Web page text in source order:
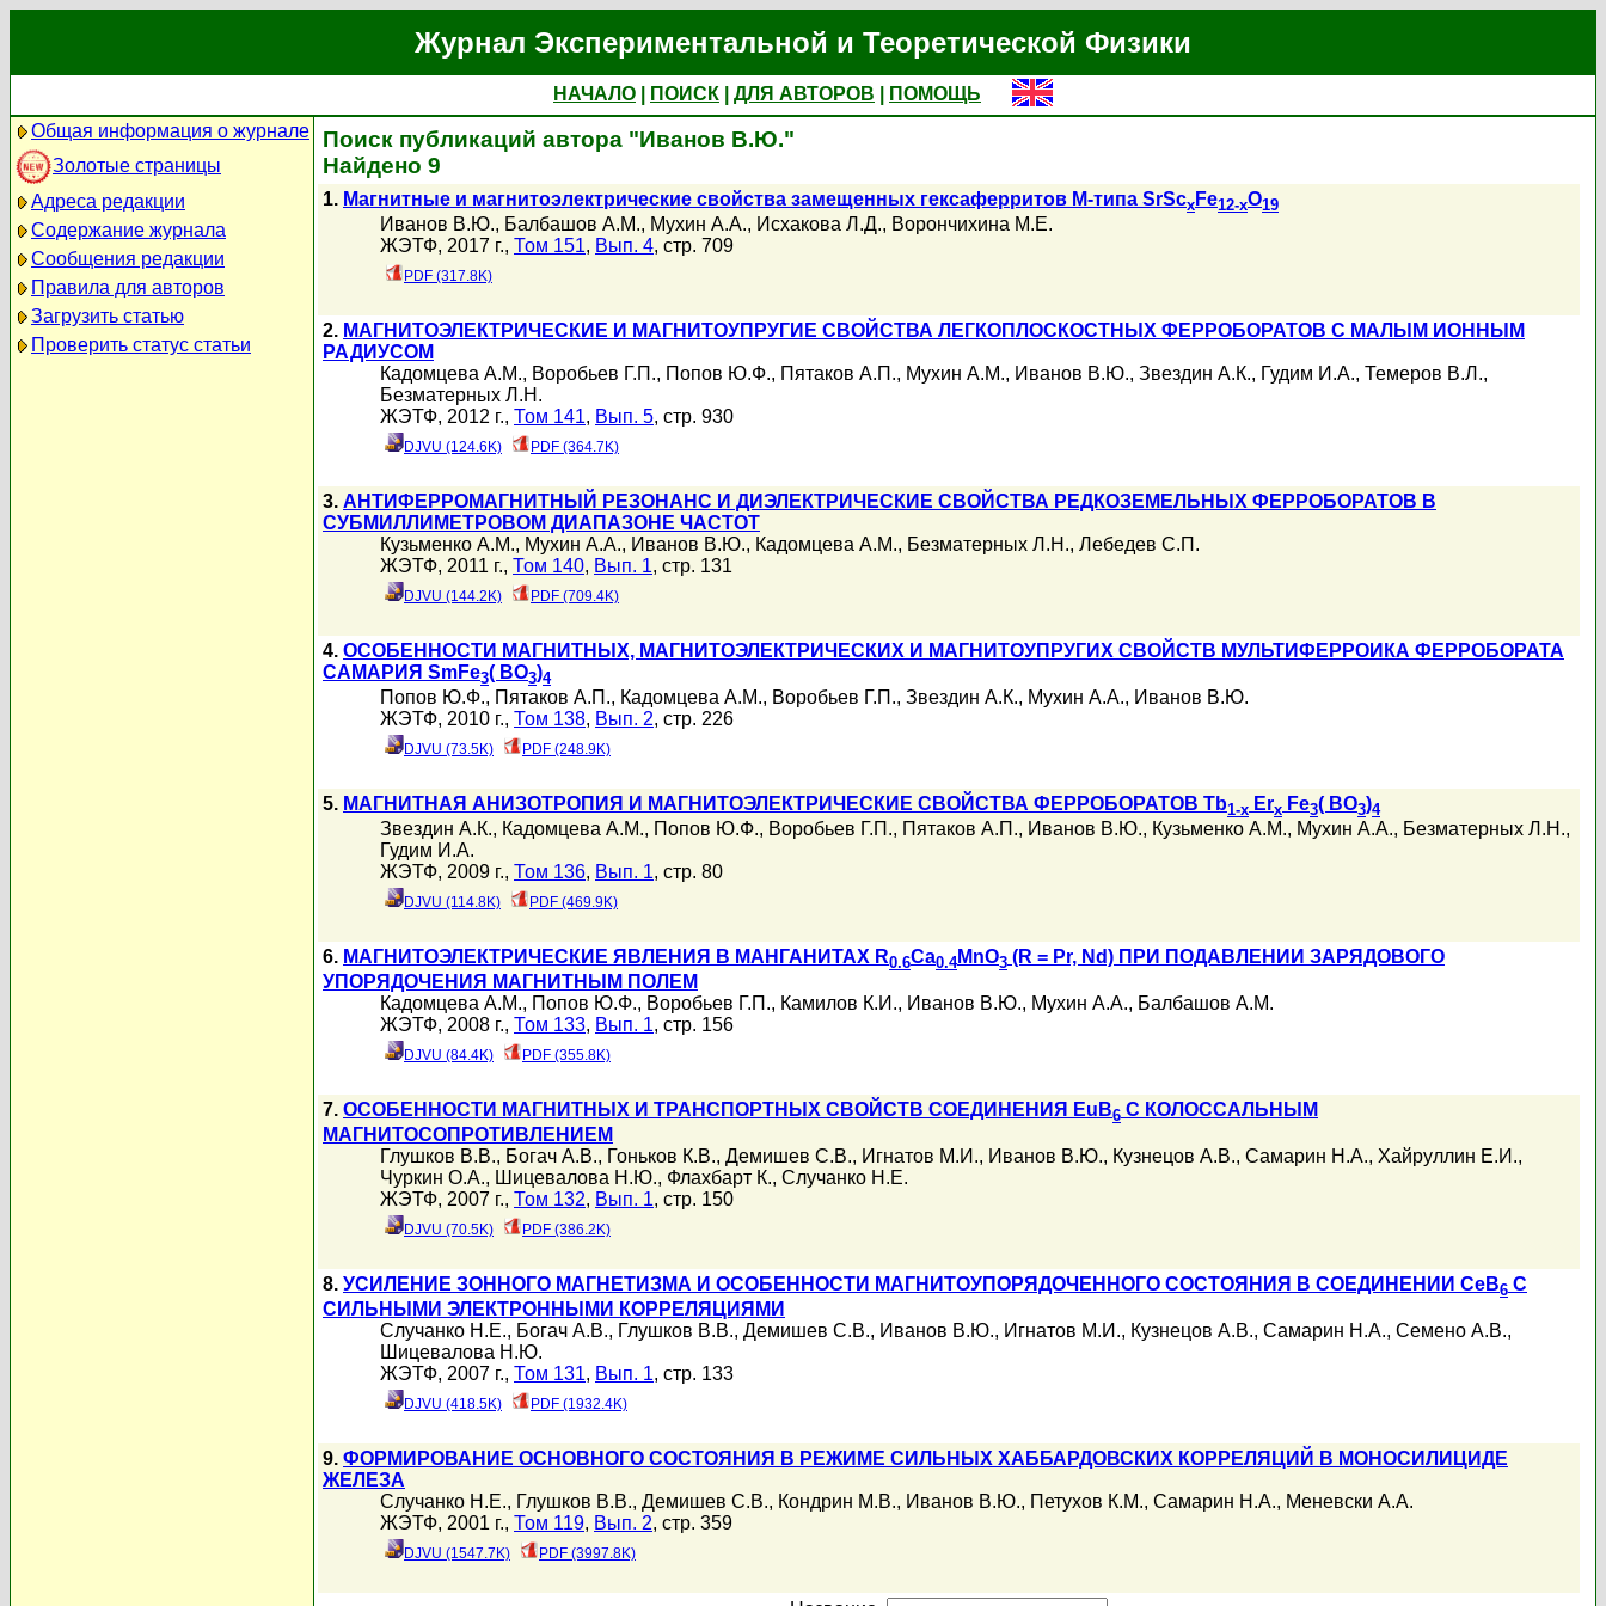
Журнал Экспериментальной и Теоретической Физики
НАЧАЛО ПОИСК ДЛЯ АВТОРОВ
ПОМОЩЬ
Общая информация о журнале
Золотые страницы
Адреса редакции
Содержание журнала
Сообщения редакции
Правила для авторов
Загрузить статью
Проверить статус статьи
Поиск публикаций автора "Иванов В.Ю."
Найдено 9
1. Магнитные и магнитоэлектрические свойcтва замещенных гексаферритов M-типа SrScx Fe12-xO19
Иванов В.Ю., Балбашов А.М., Мухин А.А., Исхакова Л.Д., Ворончихина М.Е.
ЖЭТФ, 2017 г., Том 151, Вып. 4, стр. 709
PDF (317.8K)
2. МАГНИТОЭЛЕКТРИЧЕСКИЕ И МАГНИТОУПРУГИЕ СВОЙСТВА ЛЕГКОПЛОСКОСТНЫХ ФЕРРОБОРАТОВ С МАЛЫМ ИОННЫМ
РАДИУСОМ
Кадомцева А.М., Воробьев Г.П., Попов Ю.Ф., Пятаков А.П., Мухин А.М., Иванов В.Ю., Звездин А.К., Гудим И.А., Темеров В.Л.,
Безматерных Л.Н.
ЖЭТФ, 2012 г., Том 141, Вып. 5, стр. 930
DJVU (124.6K) PDF (364.7K)
3. АНТИФЕРРОМАГНИТНЫЙ РЕЗОНАНС И ДИЭЛЕКТРИЧЕСКИЕ СВОЙСТВА РЕДКОЗЕМЕЛЬНЫХ ФЕРРОБОРАТОВ В
СУБМИЛЛИМЕТРОВОМ ДИАПАЗОНЕ ЧАСТОТ
Кузьменко А.М., Мухин А.А., Иванов В.Ю., Кадомцева А.М., Безматерных Л.Н., Лебедев С.П.
ЖЭТФ, 2011 г., Том 140, Вып. 1, стр. 131
DJVU (144.2K) PDF (709.4K)
4. ОСОБЕННОСТИ МАГНИТНЫХ, МАГНИТОЭЛЕКТРИЧЕСКИХ И МАГНИТОУПРУГИХ СВОЙСТВ МУЛЬТИФЕРРОИКА ФЕРРОБОРАТА
САМАРИЯ SmFe3( BO3)4
Попов Ю.Ф., Пятаков А.П., Кадомцева А.М., Воробьев Г.П., Звездин А.К., Мухин А.А., Иванов В.Ю.
ЖЭТФ, 2010 г., Том 138, Вып. 2, стр. 226
DJVU (73.5K) PDF (248.9K)
5. МАГНИТНАЯ АНИЗОТРОПИЯ И МАГНИТОЭЛЕКТРИЧЕСКИЕ СВОЙСТВА ФЕРРОБОРАТОВ Tb1-x Erx Fe3( BO3)4
Звездин А.К., Кадомцева А.М., Попов Ю.Ф., Воробьев Г.П., Пятаков А.П., Иванов В.Ю., Кузьменко А.М., Мухин А.А., Безматерных Л.Н.,
Гудим И.А.
ЖЭТФ, 2009 г., Том 136, Вып. 1, стр. 80
DJVU (114.8K) PDF (469.9K)
6. МАГНИТОЭЛЕКТРИЧЕСКИЕ ЯВЛЕНИЯ В МАНГАНИТАХ R0.6Ca0.4 MnO3 (R = Pr, Nd) ПРИ ПОДАВЛЕНИИ ЗАРЯДОВОГО
УПОРЯДОЧЕНИЯ МАГНИТНЫМ ПОЛЕМ
Кадомцева А.М., Попов Ю.Ф., Воробьев Г.П., Камилов К.И., Иванов В.Ю., Мухин А.А., Балбашов А.М.
ЖЭТФ, 2008 г., Том 133, Вып. 1, стр. 156
DJVU (84.4K) PDF (355.8K)
7. ОСОБЕННОСТИ МАГНИТНЫХ И ТРАНСПОРТНЫХ СВОЙСТВ СОЕДИНЕНИЯ EuB6 С КОЛОССАЛЬНЫМ
МАГНИТОСОПРОТИВЛЕНИЕМ
Глушков В.В., Богач А.В., Гоньков К.В., Демишев С.В., Игнатов М.И., Иванов В.Ю., Кузнецов А.В., Самарин Н.А., Хайруллин Е.И.,
Чуркин О.А., Шицевалова Н.Ю., Флахбарт К., Случанко Н.Е.
ЖЭТФ, 2007 г., Том 132, Вып. 1, стр. 150
DJVU (70.5K) PDF (386.2K)
8. УСИЛЕНИЕ ЗОННОГО МАГНЕТИЗМА И ОСОБЕННОСТИ МАГНИТОУПОРЯДОЧЕННОГО СОСТОЯНИЯ В СОЕДИНЕНИИ CeB6 С
СИЛЬНЫМИ ЭЛЕКТРОННЫМИ КОРРЕЛЯЦИЯМИ
Случанко Н.Е., Богач А.В., Глушков В.В., Демишев С.В., Иванов В.Ю., Игнатов М.И., Кузнецов А.В., Самарин Н.А., Семено А.В.,
Шицевалова Н.Ю.
ЖЭТФ, 2007 г., Том 131, Вып. 1, стр. 133
DJVU (418.5K) PDF (1932.4K)
9. ФОРМИРОВАНИЕ ОСНОВНОГО СОСТОЯНИЯ В РЕЖИМЕ СИЛЬНЫХ ХАББАРДОВСКИХ КОРРЕЛЯЦИЙ В МОНОСИЛИЦИДЕ
ЖЕЛЕЗА
Случанко Н.Е., Глушков В.В., Демишев С.В., Кондрин М.В., Иванов В.Ю., Петухов К.М., Самарин Н.А., Меневски А.А.
ЖЭТФ, 2001 г., Том 119, Вып. 2, стр. 359
DJVU (1547.7K) PDF (3997.8K)